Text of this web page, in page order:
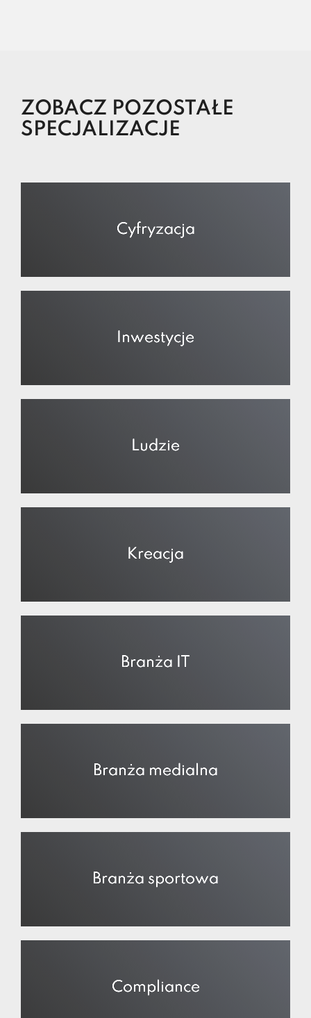
ZOBACZ POZOSTAŁE
SPECJALIZACJE
Cyfryzacja
Inwestycje
Ludzie
Kreacja
Branża IT
Branża medialna
Branża sportowa
Compliance